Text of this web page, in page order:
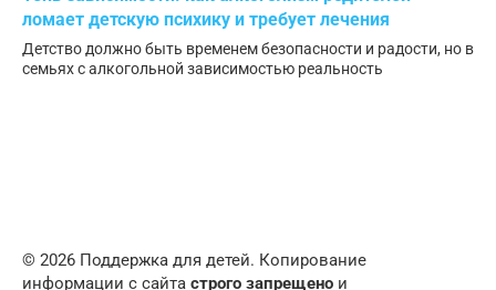
ломает детскую психику и требует лечения
Детство должно быть временем безопасности и радости, но в
семьях с алкогольной зависимостью реальность
© 2026 Поддержка для детей. Копирование
информации с сайта строго запрещено и